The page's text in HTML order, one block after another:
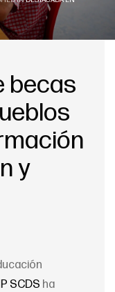
becas
y
SCDS ha